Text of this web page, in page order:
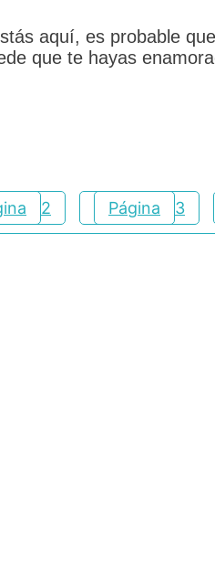
aquí, es probable
que te hayas
2 Página 3